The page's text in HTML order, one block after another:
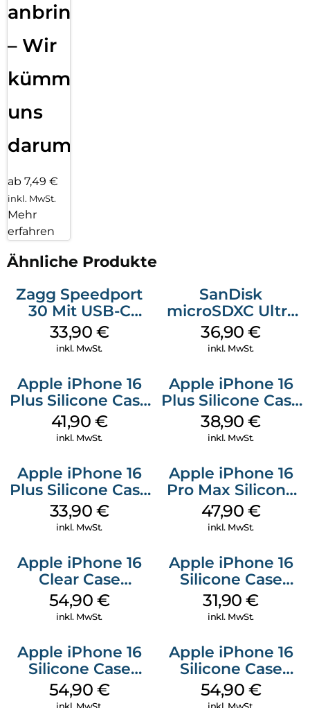
anbringen
– Wir
kümmern
uns
darum!
ab 7,49 €
inkl. MwSt.
Mehr
erfahren
Ähnliche Produkte
Zagg Speedport
30 Mit USB-C
Kabel Weiß
33,90 €
inkl. MwSt.
SanDisk
microSDXC Ultra
128 GB + Adapter
Mobile
36,90€
inkl. MwSt.
Apple iPhone 16
Plus Silicone Case
MagSafe Stone
Gray
41,90 €
inkl. MwSt.
Apple iPhone 16
Plus Silicone Case
MagSafe Denim
38,90€
inkl. MwSt.
Apple iPhone 16
Plus Silicone Case
MagSafe Lake
Green
33,90 €
inkl. MwSt.
Apple iPhone 16
Pro Max Silicone
Case MagSafe
Black
47,90 €
inkl. MwSt.
Apple iPhone 16
Clear Case
MagSafe
Transparent
54,90 €
inkl. MwSt.
Apple iPhone 16
Silicone Case
MagSafe Fuchsia
31,90€
inkl. MwSt.
Apple iPhone 16
Silicone Case
MagSafe Lake
Green
54,90 €
Apple iPhone 16
Silicone Case
MagSafe Black
54,90 €